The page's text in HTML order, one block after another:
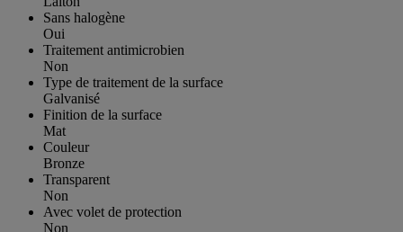
Sans halogène
Oui
Traitement antimicrobien
Non
Type de traitement de la surface
Galvanisé
Finition de la surface
Mat
Couleur
Bronze
Transparent
Non
Avec volet de protection
Non